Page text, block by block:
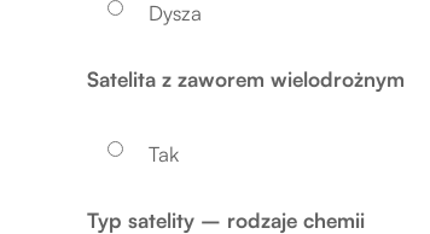
Dysza
Satelita z zaworem wielodrożnym
Tak
Typ satelity – rodzaje chemii